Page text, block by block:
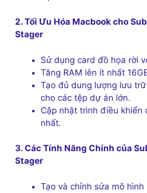
2. Tối Ưu Hóa Macbook cho
Stager
Sử dụng card đồ họa rời
Tăng RAM lên ít nhất
Tạo đủ dung lượng lưu
cho các tệp dự án lớn.
Cập nhật trình điều khiển
nhất.
3. Các Tính Năng Chính của
Stager
Tạo và chỉnh sửa mô hình